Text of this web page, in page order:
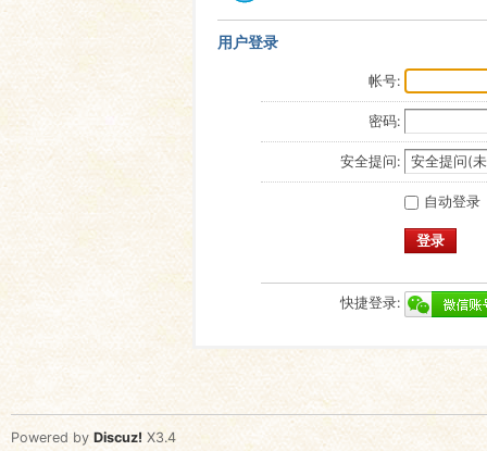
用户登录
帐号:
密码:
安全提问:
自动登录
登录
快捷登录:
Powered by Discuz! X3.4